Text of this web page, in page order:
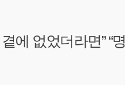
에 없었더라면” “